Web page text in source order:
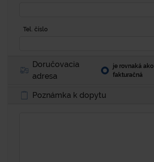
Tel. číslo
Doručovacia
adresa
je rovnaká ako
fakturačná
Poznámka k dopytu